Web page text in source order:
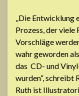
„Die Entwicklung
Prozess, der
Vorschläge
wahr geworden
das CD- und
wurden“, schreibt
Ruth ist